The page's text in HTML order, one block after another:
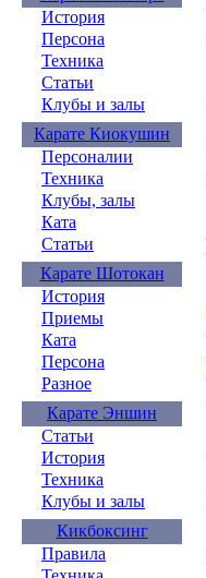
История
Персона
Техника
Статьи
Клубы и залы
Карате Киокушин
Персоналии
Техника
Клубы, залы
Ката
Статьи
Карате Шотокан
История
Приемы
Ката
Персона
Разное
Карате Эншин
Статьи
История
Техника
Клубы и залы
Кикбоксинг
Правила